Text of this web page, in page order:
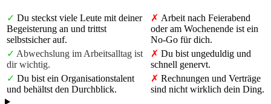
✓ Du steckst viele Leute mit deiner
Begeisterung an und trittst
selbstsicher auf.
✗ Arbeit nach Feierabend
oder am Wochenende ist ein
No-Go für dich.
✓ Abwechslung im Arbeitsalltag ist
dir wichtig.
✗ Du bist ungeduldig und
schnell genervt.
✓ Du bist ein Organisationstalent
und behältst den Durchblick.
✗ Rechnungen und Verträge
sind nicht wirklich dein Ding.